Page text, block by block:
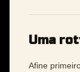
Uma
Afine